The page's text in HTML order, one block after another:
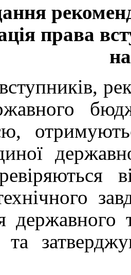
права
державного
та